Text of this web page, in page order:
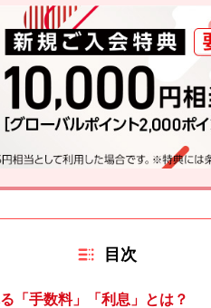
目次
「手数料」「利息」とは？